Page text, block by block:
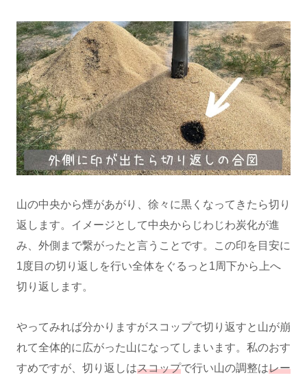
山の中央から煙があがり、徐々に黒くなってきたら切り
返します。イメージとして中央からじわじわ炭化が進
み、外側まで繋がったと言うことです。この印を目安に
1度目の切り返しを行い全体をぐるっと1周下から上へ
切り返します。
やってみれば分かりますがスコップで切り返すと山が崩
れて全体的に広がった山になってしまいます。私のおす
すめですが、切り返しはスコップで行い山の調整はレー